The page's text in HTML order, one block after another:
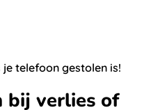
telefoon gestolen is!
bij verlies of